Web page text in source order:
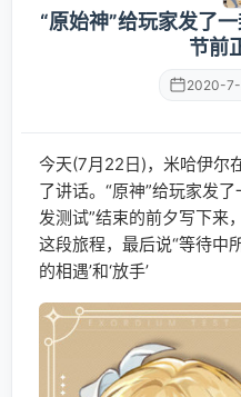
“原始神”给玩家发了
节前
2020-
今天(7月22日)，米哈伊尔
了讲话。“原神”给玩家发
发测试”结束的前夕写下来
这段旅程，最后说“等待中
的相遇’和‘放手’